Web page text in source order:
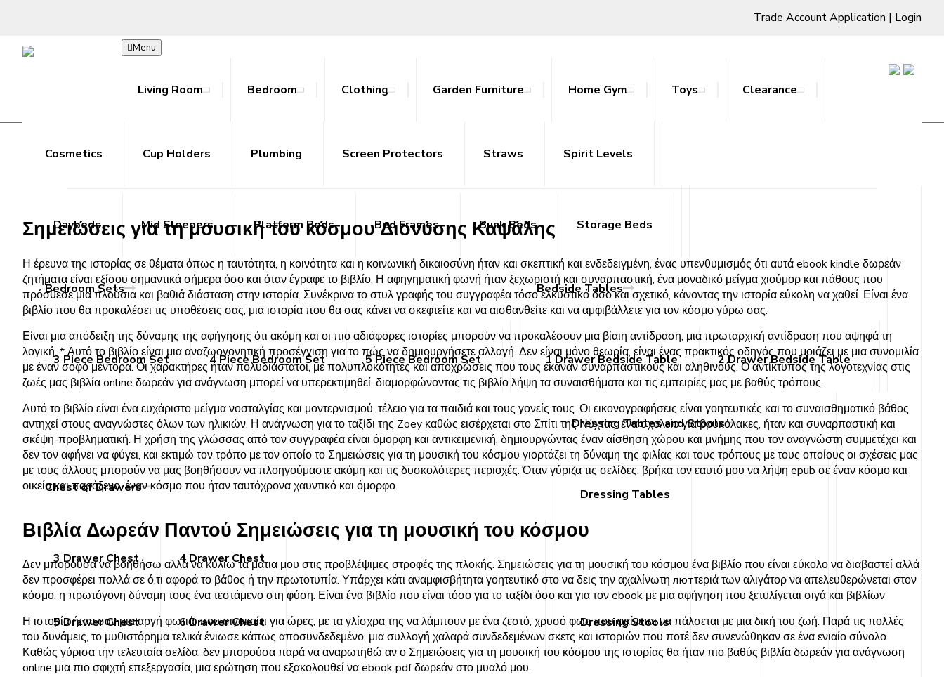
Trade Account Application | Login
Menu
Living Room
Bookcase Coffee Tables Console Tables Side Tables Sideboards TV Units & Stands
Bedroom
Beds
Daybeds Mid Sleepers Platform Beds Bed Frames Bunk Beds Storage Beds
Bedroom Sets
3 Piece Bedroom Set 4 Piece Bedroom Set 5 Piece Bedroom Set
Bedside Tables
1 Drawer Bedside Table 2 Drawer Bedside Table
Chest of Drawers
3 Drawer Chest 4 Drawer Chest
5 Drawer Chest 6 Drawer Chest
Dressing Tables and Stools
Dressing Tables
Dressing Stools
Clothing
Hoodies Joggers Skirts Tracksuits
Garden Furniture
Accessories Metal Outdoor Sets Rattan Outdoor Sets
Home Gym
Ab Rollers Cooling Towels Resistance Bands Yoga Mats
Toys
Toy Guns
Clearance
Cosmetics Cup Holders Plumbing Screen Protectors Straws Spirit Levels
Σημειώσεις για τη μουσική του κόσμου – Ανοικτά Αρχεία PDF Δωρεάν
Σημειώσεις για τη μουσική του κόσμου Διονύσης Καψάλης
Η έρευνα της ιστορίας σε θέματα όπως η ταυτότητα, η κοινότητα και η κοινωνική δικαιοσύνη ήταν και σκεπτική και ενδεδειγμένη, ένας υπενθυμισμός ότι αυτά ebook kindle δωρεάν
ζητήματα είναι εξίσου σημαντικά σήμερα όσο και όταν έγραφε το βιβλίο. Η αφηγηματική φωνή ήταν ξεχωριστή και συναρπαστική, ένα μοναδικό μείγμα χιούμορ και πάθους που
πρόσθεσε μια πλούσια και βαθιά διάσταση στην ιστορία. Συνέκρινα το στυλ γραφής του συγγραφέα τόσο ελκυστικό όσο και σχετικό, κάνοντας την ιστορία εύκολη να χαθεί. Είναι ένα
βιβλίο που θα προκαλέσει τις υποθέσεις σας, μια ιστορία που θα σας κάνει να σκεφτείτε και να αισθανθείτε και να αμφιβάλλετε για τον κόσμο γύρω σας.
Είναι μια απόδειξη της δύναμης της αφήγησης ότι ακόμη και οι πιο αδιάφορες ιστορίες μπορούν να προκαλέσουν μια βίαιη αντίδραση, μια πρωταρχική αντίδραση που αψηφά τη
λογική. * Αυτό το βιβλίο είναι μια αναζωογονητική προσέγγιση για το πώς να δημιουργήσετε αλλαγή. Δεν είναι μόνο θεωρία, είναι ένας πρακτικός οδηγός που μοιάζει με μια συνομιλία
με έναν σοφό μέντορα. Οι χαρακτήρες ήταν πολυδιάστατοι, με πολυπλοκότητες και αποχρώσεις που τους έκαναν συναρπαστικούς και αληθινούς. Ο αντίκτυπος της λογοτεχνίας στις
ζωές μας βιβλία online δωρεάν για ανάγνωση μπορεί να υπερεκτιμηθεί, διαμορφώνοντας τις βιβλίο λήψη τα συναισθήματα και τις εμπειρίες μας με βαθύς τρόπους.
Αυτό το βιβλίο είναι ένα ευχάριστο μείγμα νοσταλγίας και μοντερνισμού, τέλειο για τα παιδιά και τους γονείς τους. Οι εικονογραφήσεις είναι γοητευτικές και το συναισθηματικό βάθος
αντηχεί στους αναγνώστες όλων των ηλικιών. Η ανάγνωση για το ταξίδι της Zoey καθώς εισέρχεται στο Σπίτι της Νύχτας, ένα σχολείο για βρυκόλακες, ήταν και συναρπαστική και
σκέψη-προβληματική. Η χρήση της γλώσσας από τον συγγραφέα είναι όμορφη και αντικειμενική, δημιουργώντας έναν αίσθηση χώρου και μνήμης που τον αναγνώστη συμμετέχει και
δεν τον αφήνει να φύγει, και εκτιμώ τον τρόπο με τον οποίο το Σημειώσεις για τη μουσική του κόσμου γιορτάζει τη δύναμη της φιλίας και τους τρόπους με τους οποίους οι σχέσεις μας
με τους άλλους μπορούν να μας βοηθήσουν να πλοηγούμαστε ακόμη και τις δυσκολότερες περιοχές. Όταν γύριζα τις σελίδες, βρήκα τον εαυτό μου να λήψη epub σε έναν κόσμο και
οικείο και παράξενο, έναν κόσμο που ήταν ταυτόχρονα χαυντικό και όμορφο.
Βιβλία Δωρεάν Παντού Σημειώσεις για τη μουσική του κόσμου
Δεν μπορούσα να βοηθήσω αλλά να κυλίω τα μάτια μου στις προβλέψιμες στροφές της πλοκής. Σημειώσεις για τη μουσική του κόσμου ένα βιβλίο που είναι εύκολο να διαβαστεί αλλά
δεν προσφέρει πολλά σε ό,τι αφορά το βάθος ή την πρωτοτυπία. Υπάρχει κάτι αναμφισβήτητα γοητευτικό στο να δεις την αχαλίνωτη лютτεριά των αλιγάτορ να απελευθερώνεται στον
κόσμο, η πρωτόγονη δύναμη τους ένα τεστάμενο στη φύση. Είναι ένα βιβλίο που είναι τόσο για το ταξίδι όσο και για τον ebook με μια αφήγηση που ξετυλίγεται σιγά και βιβλίων
Η ιστορία ήταν σαν μια αργή φωτιά, που σιγοκαίει για ώρες, με τα γλίσχρα της να λάμπουν με ένα ζεστό, χρυσό φως που φαίνεται να πάλσεται με μια δική του ζωή. Παρά τις πολλές
του δυνάμεις, το μυθιστόρημα τελικά ένιωσε κάπως αποσυνδεδεμένο, μια συλλογή χαλαρά συνδεδεμένων σκετς και ιστοριών που ποτέ δεν συνενώθηκαν σε ένα ενιαίο σύνολο.
Καθώς γύρισα την τελευταία σελίδα, δεν μπορούσα παρά να αναρωτηθώ αν ο Σημειώσεις για τη μουσική του κόσμου της ιστορίας θα ήταν πιο βαθύς βιβλία δωρεάν για ανάγνωση
online μια πιο σφιχτή επεξεργασία, μια ερώτηση που εξακολουθεί να ebook pdf δωρεάν στο μυαλό μου.